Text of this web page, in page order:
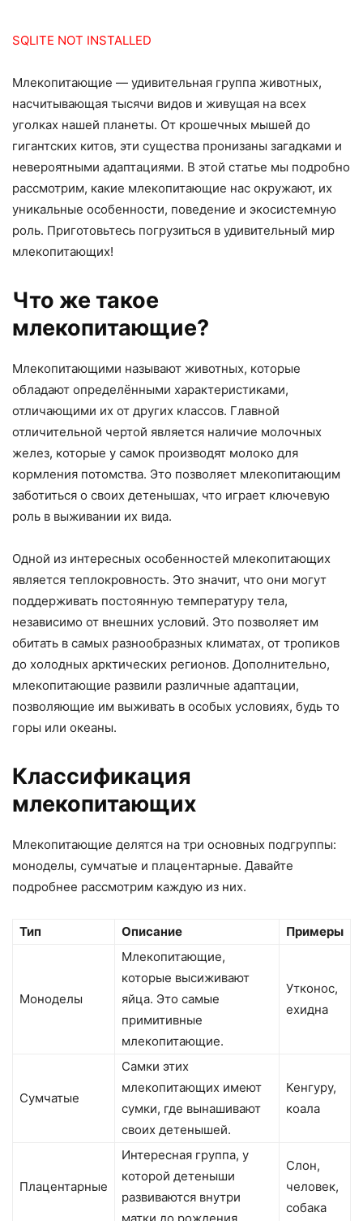
SQLITE NOT INSTALLED
Млекопитающие — удивительная группа животных,
насчитывающая тысячи видов и живущая на всех
уголках нашей планеты. От крошечных мышей до
гигантских китов, эти существа пронизаны загадками и
невероятными адаптациями. В этой статье мы подробно
рассмотрим, какие млекопитающие нас окружают, их
уникальные особенности, поведение и экосистемную
роль. Приготовьтесь погрузиться в удивительный мир
млекопитающих!
Что же такое
млекопитающие?
Млекопитающими называют животных, которые
обладают определёнными характеристиками,
отличающими их от других классов. Главной
отличительной чертой является наличие молочных
желез, которые у самок производят молоко для
кормления потомства. Это позволяет млекопитающим
заботиться о своих детенышах, что играет ключевую
роль в выживании их вида.
Одной из интересных особенностей млекопитающих
является теплокровность. Это значит, что они могут
поддерживать постоянную температуру тела,
независимо от внешних условий. Это позволяет им
обитать в самых разнообразных климатах, от тропиков
до холодных арктических регионов. Дополнительно,
млекопитающие развили различные адаптации,
позволяющие им выживать в особых условиях, будь то
горы или океаны.
Классификация
млекопитающих
Млекопитающие делятся на три основных подгруппы:
моноделы, сумчатые и плацентарные. Давайте
подробнее рассмотрим каждую из них.
Тип Описание Примеры
Моноделы
Млекопитающие,
которые высиживают
яйца. Это самые
примитивные
млекопитающие.
Утконос,
ехидна
Сумчатые
Самки этих
млекопитающих имеют
сумки, где вынашивают
своих детенышей.
Кенгуру,
коала
Плацентарные
Интересная группа, у
которой детеныши
развиваются внутри
Слон,
человек,
собака